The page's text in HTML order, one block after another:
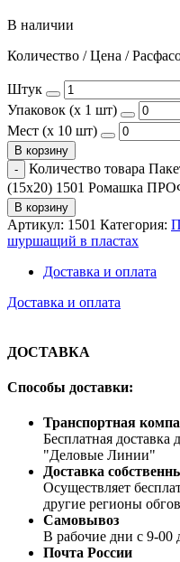
В наличии
Количество / Цена /
Штук
Упаковок (x 1 шт)
Мест (x 10 шт)
В корзину
Количество товара
(15х20) 1501 Ромашка
В корзину
Артикул: 1501 Категория:
шуршащий в пластах
Доставка и оплата
Доставка и оплата
ДОСТАВКА
Способы доставки:
Транспортная
Бесплатная
"Деловые Линии"
Доставка
Осуществляет
другие регионы
Самовывоз
В рабочие дни с 9-00
Почта России